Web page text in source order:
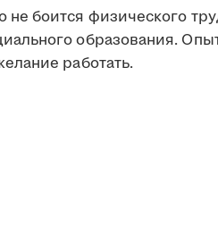
боится физического
образования.
работать.